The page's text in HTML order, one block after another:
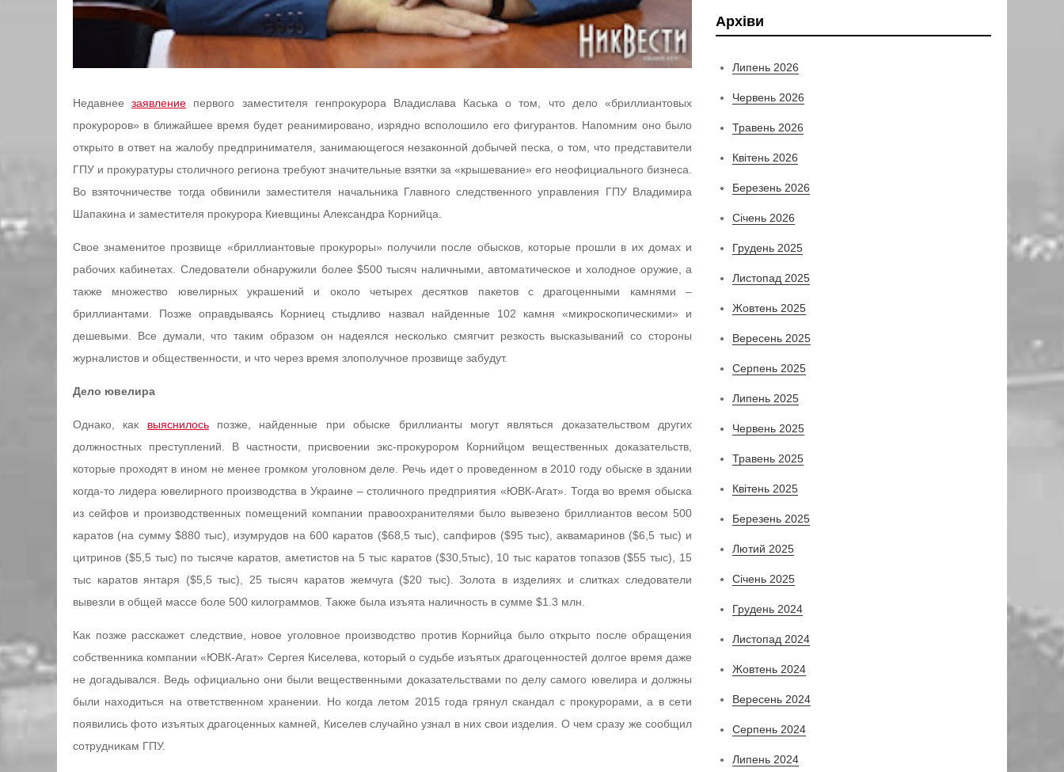
Недавнеезаявление первого заместителя генпрокурора Владислава Каська о том, что дело «бриллиантовых
прокуроров» в ближайшее время будет реанимировано, изрядно всполошило его фигурантов. Напомним оно было
открыто в ответ на жалобу предпринимателя, занимающегося незаконной добычей песка, о том, что представители
ГПУ и прокуратуры столичного региона требуют значительные взятки за «крышевание» его неофициального бизнеса.
Во взяточничестве тогда обвинили заместителя начальника Главного следственного управления ГПУ Владимира
Шапакина и заместителя прокурора Киевщины Александра Корнийца.
Свое знаменитое прозвище «бриллиантовые прокуроры» получили после обысков, которые прошли в их домах и
рабочих кабинетах. Следователи обнаружили более $500 тысяч наличными, автоматическое и холодное оружие, а
также множество ювелирных украшений и около четырех десятков пакетов с драгоценными камнями –
бриллиантами. Позже оправдываясь Корниец стыдливо назвал найденные 102 камня «микроскопическими» и
дешевыми. Все думали, что таким образом он надеялся несколько смягчит резкость высказываний со стороны
журналистов и общественности, и что через время злополучное прозвище забудут.
Дело ювелира
Однако, как выяснилосьпозже, найденные при обыске бриллианты могут являться доказательством других
должностных преступлений. В частности, присвоении экс-прокурором Корнийцом вещественных доказательств,
которые проходят в ином не менее громком уголовном деле. Речь идет о проведенном в 2010 году обыске в здании
когда-то лидера ювелирного производства в Украине – столичного предприятия «ЮВК-Агат». Тогда во время обыска
из сейфов и производственных помещений компании правоохранителями было вывезено бриллиантов весом 500
каратов (на сумму $880 тыс), изумрудов на 600 каратов ($68,5 тыс), сапфиров ($95 тыс), аквамаринов ($6,5 тыс) и
цитринов ($5,5 тыс) по тысяче каратов, аметистов на 5 тыс каратов ($30,5тыс), 10 тыс каратов топазов ($55 тыс), 15
тыс каратов янтаря ($5,5 тыс), 25 тысяч каратов жемчуга ($20 тыс). Золота в изделиях и слитках следователи
вывезли в общей массе боле 500 килограммов. Также была изъята наличность в сумме $1.3 млн.
Как позже расскажет следствие, новое уголовное производство против Корнийца было открыто после обращения
собственника компании «ЮВК-Агат» Сергея Киселева, который о судьбе изъятых драгоценностей долгое время даже
не догадывался. Ведь официально они были вещественными доказательствами по делу самого ювелира и должны
были находиться на ответственном хранении. Но когда летом 2015 года грянул скандал с прокурорами, а в сети
появились фото изъятых драгоценных камней, Киселев случайно узнал в них свои изделия. О чем сразу же сообщил
сотрудникам ГПУ.
Архіви
Липень 2026
Червень 2026
Травень 2026
Квітень 2026
Березень 2026
Січень 2026
Грудень 2025
Листопад 2025
Жовтень 2025
Вересень 2025
Серпень 2025
Липень 2025
Червень 2025
Травень 2025
Квітень 2025
Березень 2025
Лютий 2025
Січень 2025
Грудень 2024
Листопад 2024
Жовтень 2024
Вересень 2024
Серпень 2024
Липень 2024